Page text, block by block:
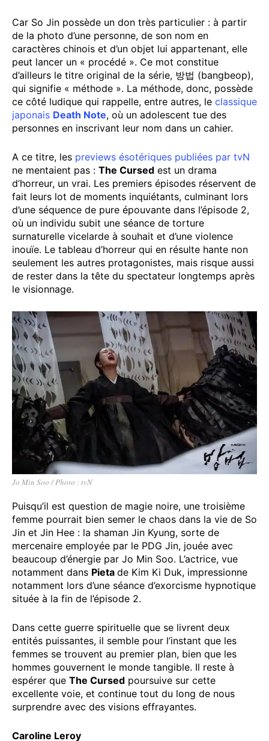
Car So Jin possède un don très particulier : à partir
de la photo d’une personne, de son nom en
caractères chinois et d’un objet lui appartenant, elle
peut lancer un « procédé ». Ce mot constitue
d’ailleurs le titre original de la série, 방법 (bangbeop),
qui signifie « méthode ». La méthode, donc, possède
ce côté ludique qui rappelle, entre autres, le classique
japonais Death Note, où un adolescent tue des
personnes en inscrivant leur nom dans un cahier.
A ce titre, les previews ésotériques publiées par tvN
ne mentaient pas : The Cursed est un drama
d’horreur, un vrai. Les premiers épisodes réservent de
fait leurs lot de moments inquiétants, culminant lors
d’une séquence de pure épouvante dans l’épisode 2,
où un individu subit une séance de torture
surnaturelle vicelarde à souhait et d’une violence
inouïe. Le tableau d’horreur qui en résulte hante non
seulement les autres protagonistes, mais risque aussi
de rester dans la tête du spectateur longtemps après
le visionnage.
Jo Min Soo / Photo : tvN
Puisqu’il est question de magie noire, une troisième
femme pourrait bien semer le chaos dans la vie de So
Jin et Jin Hee : la shaman Jin Kyung, sorte de
mercenaire employée par le PDG Jin, jouée avec
beaucoup d’énergie par Jo Min Soo. L’actrice, vue
notamment dans Pieta de Kim Ki Duk, impressionne
notamment lors d’une séance d’exorcisme hypnotique
située à la fin de l’épisode 2.
Dans cette guerre spirituelle que se livrent deux
entités puissantes, il semble pour l’instant que les
femmes se trouvent au premier plan, bien que les
hommes gouvernent le monde tangible. Il reste à
espérer que The Cursed poursuive sur cette
excellente voie, et continue tout du long de nous
surprendre avec des visions effrayantes.
Caroline Leroy